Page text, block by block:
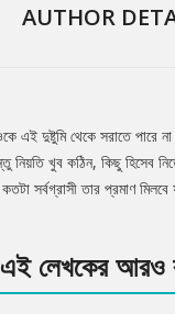
AUTHOR
এই দুষ্টুমি থেকে সরাতে
নিয়তি খুব কঠিন, কিছু হিসেব
সর্বগ্রাসী তার প্রমাণ মিলবে
এই লেখকের আরও